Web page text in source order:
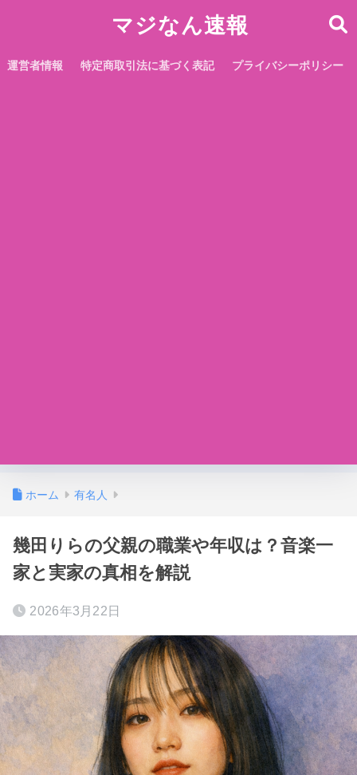
マジなん速報
運営者情報 特定商取引法に基づく表記 プライバシーポリシー
ホーム 有名人
幾田りらの父親の職業や年収は？音楽一
家と実家の真相を解説
2026年3月22日